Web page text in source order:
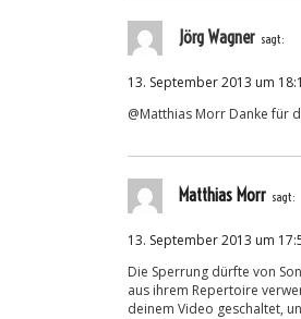
Jörg Wagner sagt:
13. September 2013 um
@Matthias Morr Danke für
Matthias Morr sagt:
13. September 2013 um
Die Sperrung dürfte von
aus ihrem Repertoire
deinem Video geschaltet,